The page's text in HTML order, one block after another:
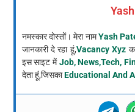
नमस्कार दोस्तों। मेरा नामYash
जानकारी दे रहा हूं,Vacancy Xyz
इस साइट मेंJob, News,Tech,
देता हूं,जिसकाEducational And